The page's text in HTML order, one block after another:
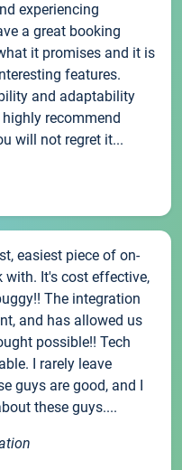
experiencing
a great booking
it promises and it is
features.
and adaptability
recommend
will not regret it...
easiest piece of on-
with. It's cost effective,
The integration
and has allowed us
possible!! Tech
I rarely leave
guys are good, and I
these guys....